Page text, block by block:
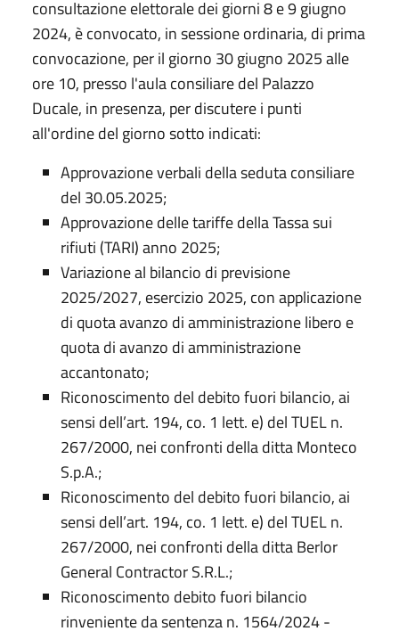
consultazione elettorale dei giorni 8 e 9 giugno
2024, è convocato, in sessione ordinaria, di prima
convocazione, per il giorno 30 giugno 2025 alle
ore 10, presso l'aula consiliare del Palazzo
Ducale, in presenza, per discutere i punti
all'ordine del giorno sotto indicati:
Approvazione verbali della seduta consiliare
del 30.05.2025;
Approvazione delle tariffe della Tassa sui
rifiuti (TARI) anno 2025;
Variazione al bilancio di previsione
2025/2027, esercizio 2025, con applicazione
di quota avanzo di amministrazione libero e
quota di avanzo di amministrazione
accantonato;
Riconoscimento del debito fuori bilancio, ai
sensi dell’art. 194, co. 1 lett. e) del TUEL n.
267/2000, nei confronti della ditta Monteco
S.p.A.;
Riconoscimento del debito fuori bilancio, ai
sensi dell’art. 194, co. 1 lett. e) del TUEL n.
267/2000, nei confronti della ditta Berlor
General Contractor S.R.L.;
Riconoscimento debito fuori bilancio
rinveniente da sentenza n. 1564/2024 -